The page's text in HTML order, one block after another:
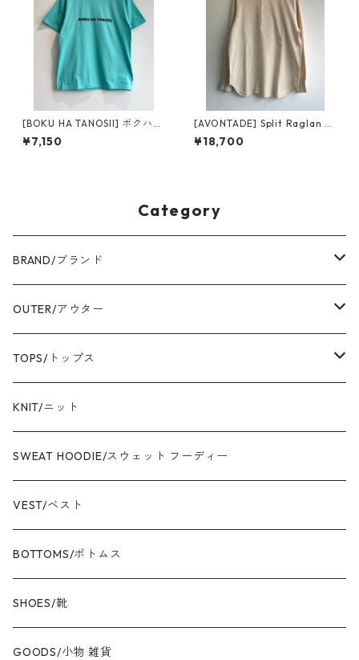
[BOKU HA TANOSII] ボクハタ
ノシイ ボクタノTee tiffany/b
lack
¥7,150
[AVONTADE] Split Raglan T
hermal Henley L/S ecru アボ
ンタージ スプリット ラグラン
¥18,700
Category
BRAND/ブランド
ordinary fits/オーディナリーフィッツ
sassafras/ササフラス
yonetomi/ヨネトミ
newbalance/ニューバランス
champion/チャンピオン
VIBAe/ヴィバ
BOKU HA TANOSII/ボクハタノシイ
NOT OEM/ノットオーイーエム
OUTER/アウター
coat/コート
blouson/ブルゾン
jacket/ジャケット
TOPS/トップス
shirt/シャツ
T-shirt/Tシャツ
sweat/スウェット
KNIT/ニット
SWEAT HOODIE/スウェット フーディー
VEST/ベスト
BOTTOMS/ボトムス
SHOES/靴
GOODS/小物 雑貨